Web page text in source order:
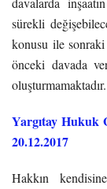
sürekli
konusu ile
önceki davada
oluşturmamaktadır.
Yargıtay Hukuk
20.12.2017
Hakkın